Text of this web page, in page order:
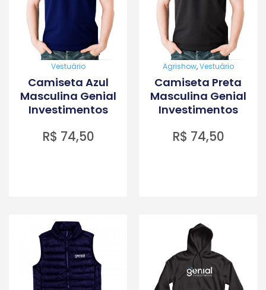
Vestuário
Camiseta Azul
Masculina Genial
Investimentos
R$ 74,50
Agrishow,Vestuário
Camiseta Preta
Masculina Genial
Investimentos
R$ 74,50